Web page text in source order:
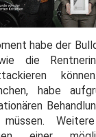
habe der
die
habe